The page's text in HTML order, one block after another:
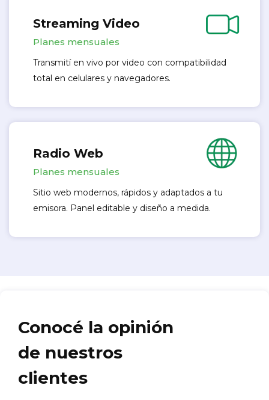
Streaming Video
Planes mensuales
Transmití en vivo por video con compatibilidad
total en celulares y navegadores.
Radio Web
Planes mensuales
Sitio web modernos, rápidos y adaptados a tu
emisora. Panel editable y diseño a medida.
Conocé la opinión
de nuestros
clientes